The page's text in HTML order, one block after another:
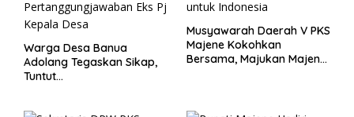
Warga Desa Banua
Adolang Tegaskan Sikap,
Tuntut
Musyawarah Daerah V PKS
Majene Kokohkan
Bersama, Majukan Majene